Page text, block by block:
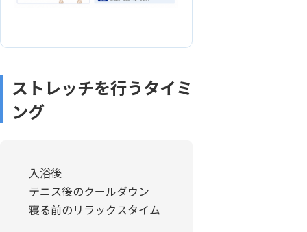
ストレッチを行うタイミ
ング
入浴後
テニス後のクールダウン
寝る前のリラックスタイム